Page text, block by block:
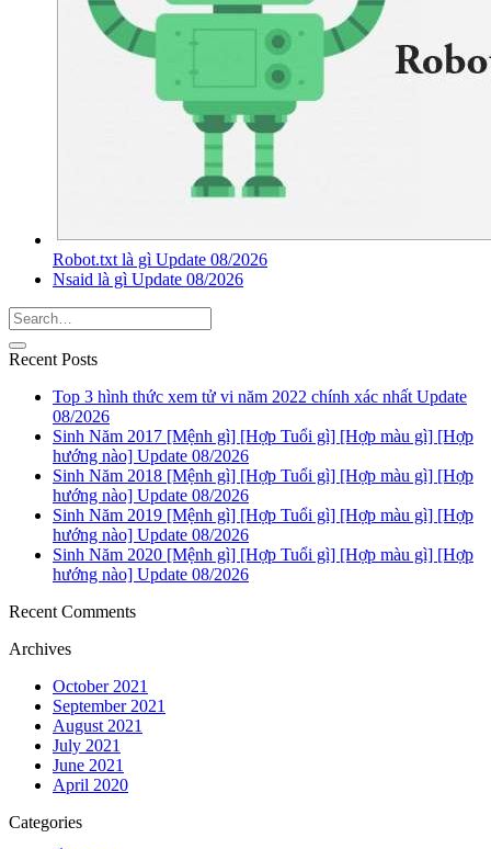
Robot.txt là gì Update 08/2026
Nsaid là gì Update 08/2026
Recent Posts
Top 3 hình thức xem tử vi năm 2022 chính xác nhất Update
08/2026
Sinh Năm 2017 [Mệnh gì] [Hợp Tuổi gì] [Hợp màu gì] [Hợp
hướng nào] Update 08/2026
Sinh Năm 2018 [Mệnh gì] [Hợp Tuổi gì] [Hợp màu gì] [Hợp
hướng nào] Update 08/2026
Sinh Năm 2019 [Mệnh gì] [Hợp Tuổi gì] [Hợp màu gì] [Hợp
hướng nào] Update 08/2026
Sinh Năm 2020 [Mệnh gì] [Hợp Tuổi gì] [Hợp màu gì] [Hợp
hướng nào] Update 08/2026
Recent Comments
Archives
October 2021
September 2021
August 2021
July 2021
June 2021
April 2020
Categories